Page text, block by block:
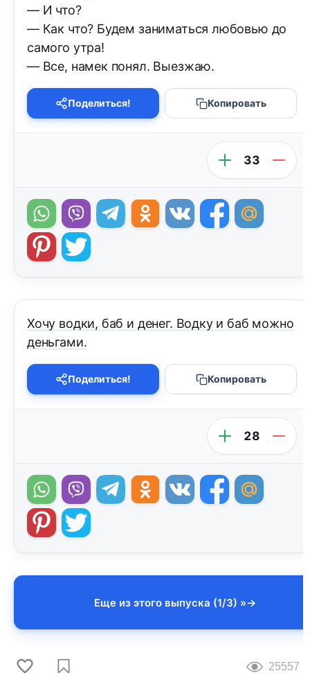
— И что?
— Как что? Будем заниматься любовью до
самого утра!
— Все, намек понял. Выезжаю.
Поделиться! Копировать
33
Хочу водки, баб и денег. Водку и баб можно
деньгами.
Поделиться! Копировать
28
Еще из этого выпуска (1/3) »
25557